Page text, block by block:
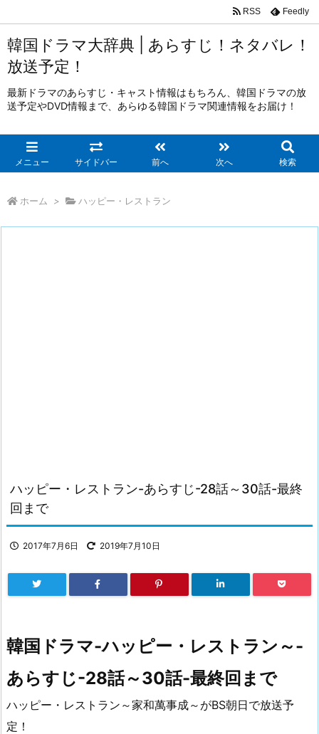
韓国ドラマ大辞典 | あらすじ！ネタバレ！
放送予定！
最新ドラマのあらすじ・キャスト情報はもちろん、韓国ドラマの放
送予定やDVD情報まで、あらゆる韓国ドラマ関連情報をお届け！
メニュー サイドバー 前へ 次へ 検索
RSS Feedly
ホーム > ハッピー・レストラン
ハッピー・レストラン-あらすじ-28話～30話-最終
回まで
2017年7月6日 2019年7月10日
韓国ドラマ-ハッピー・レストラン～-
あらすじ-28話～30話-最終回まで
ハッピー・レストラン～家和萬事成～がBS朝日で放送予
定！